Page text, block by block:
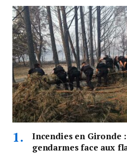
Incendies en Gironde
gendarmes face aux